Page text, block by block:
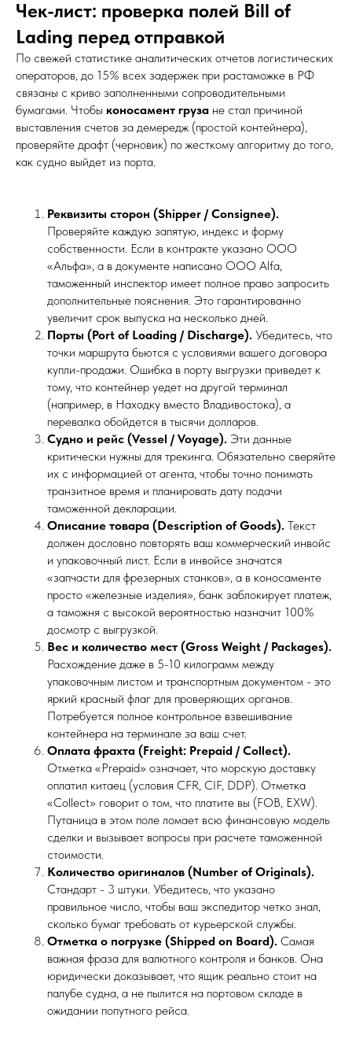
Чек-лист: проверка полей Bill of
Lading перед отправкой
По свежей статистике аналитических отчетов логистических
операторов, до 15% всех задержек при растаможке в РФ
связаны с криво заполненными сопроводительными
бумагами. Чтобы коносамент груза не стал причиной
выставления счетов за демередж (простой контейнера),
проверяйте драфт (черновик) по жесткому алгоритму до того,
как судно выйдет из порта.
Реквизиты сторон (Shipper / Consignee).
Проверяйте каждую запятую, индекс и форму
собственности. Если в контракте указано ООО
«Альфа», а в документе написано OOO Alfa,
таможенный инспектор имеет полное право запросить
дополнительные пояснения. Это гарантированно
увеличит срок выпуска на несколько дней.
Порты (Port of Loading / Discharge). Убедитесь, что
точки маршрута бьются с условиями вашего договора
купли-продажи. Ошибка в порту выгрузки приведет к
тому, что контейнер уедет на другой терминал
(например, в Находку вместо Владивостока), а
перевалка обойдется в тысячи долларов.
Судно и рейс (Vessel / Voyage). Эти данные
критически нужны для трекинга. Обязательно сверяйте
их с информацией от агента, чтобы точно понимать
транзитное время и планировать дату подачи
таможенной декларации.
Описание товара (Description of Goods). Текст
должен дословно повторять ваш коммерческий инвойс
и упаковочный лист. Если в инвойсе значатся
«запчасти для фрезерных станков», а в коносаменте
просто «железные изделия», банк заблокирует платеж,
а таможня с высокой вероятностью назначит 100%
досмотр с выгрузкой.
Вес и количество мест (Gross Weight / Packages).
Расхождение даже в 5-10 килограмм между
упаковочным листом и транспортным документом - это
яркий красный флаг для проверяющих органов.
Потребуется полное контрольное взвешивание
контейнера на терминале за ваш счет.
Оплата фрахта (Freight: Prepaid / Collect).
Отметка «Prepaid» означает, что морскую доставку
оплатил китаец (условия CFR, CIF, DDP). Отметка
«Collect» говорит о том, что платите вы (FOB, EXW).
Путаница в этом поле ломает всю финансовую модель
сделки и вызывает вопросы при расчете таможенной
стоимости.
Количество оригиналов (Number of Originals).
Стандарт - 3 штуки. Убедитесь, что указано
правильное число, чтобы ваш экспедитор четко знал,
сколько бумаг требовать от курьерской службы.
Отметка о погрузке (Shipped on Board). Самая
важная фраза для валютного контроля и банков. Она
юридически доказывает, что ящик реально стоит на
палубе судна, а не пылится на портовом складе в
ожидании попутного рейса.